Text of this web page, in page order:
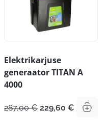
Elektrikarjuse
generaator TITAN A
4000
287,00€ Algne
229,60 €